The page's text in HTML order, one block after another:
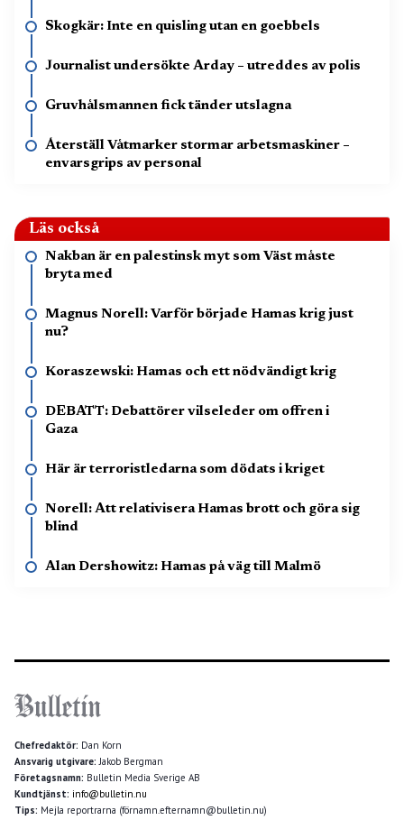
Skogkär: Inte en quisling utan en goebbels
Journalist undersökte Arday – utreddes av polis
Gruvhålsmannen fick tänder utslagna
Återställ Våtmarker stormar arbetsmaskiner –
envarsgrips av personal
Läs också
Nakban är en palestinsk myt som Väst måste
bryta med
Magnus Norell: Varför började Hamas krig just
nu?
Koraszewski: Hamas och ett nödvändigt krig
DEBATT: Debattörer vilseleder om offren i
Gaza
Här är terroristledarna som dödats i kriget
Norell: Att relativisera Hamas brott och göra sig
blind
Alan Dershowitz: Hamas på väg till Malmö
Chefredaktör: Dan Korn
Ansvarig utgivare:Jakob Bergman
Företagsnamn: Bulletin Media Sverige AB
Kundtjänst: info@bulletin.nu
Tips: Mejla reportrarna (förnamn.efternamn@bulletin.nu)